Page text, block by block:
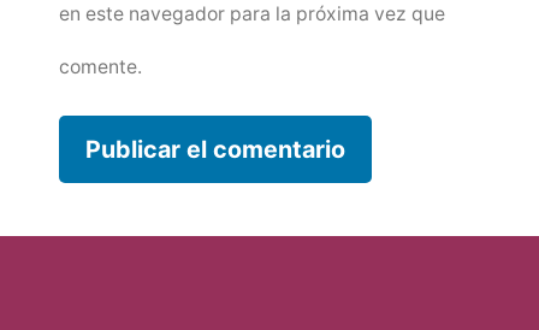
en este navegador para la próxima vez que
comente.